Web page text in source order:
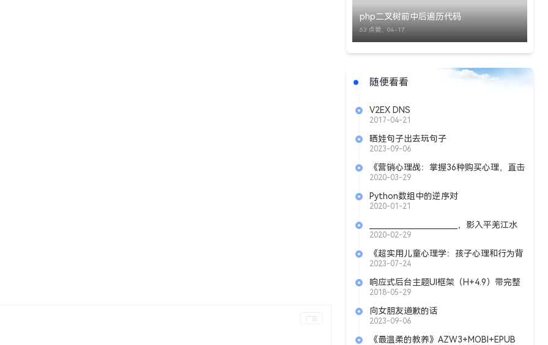
的合法权益，请联系本站我们会及时删除。
自行鉴别，做一个有主见和判断力的用户。
，否则产生的一切后果将由下载用户自行承担。
php二叉树前中后遍历代码
63 点赞， 04-17
随便看看
V2EX DNS
2017-04-21
晒娃句子出去玩句子
2023-09-06
《营销心理战：掌握36种购买心理，直击
客户内心》pdf+txt+epub+mobi
2020-03-29
Python数组中的逆序对
2020-01-21
________________________，影入平羌江水
流。（李白《峨眉山月歌》）
2020-02-29
《超实用儿童心理学：孩子心理和行为背
后的真相》Azw3+Mobi+Epub
2023-07-24
响应式后台主题UI框架（H+4.9）带完整
开发文档
2018-05-29
向女朋友道歉的话
2023-09-06
《最温柔的教养》AZW3+MOBI+EPUB